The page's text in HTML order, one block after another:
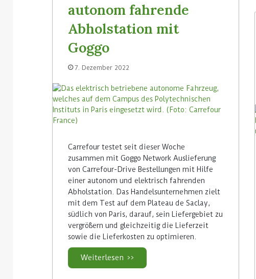
autonom fahrende
Abholstation mit
Goggo
7. Dezember 2022
Carrefour testet seit dieser Woche
zusammen mit Goggo Network Auslieferung
von Carrefour-Drive Bestellungen mit Hilfe
einer autonom und elektrisch fahrenden
Abholstation. Das Handelsunternehmen zielt
mit dem Test auf dem Plateau de Saclay,
südlich von Paris, darauf, sein Liefergebiet zu
vergrößern und gleichzeitig die Lieferzeit
sowie die Lieferkosten zu optimieren.
Weiterlesen >>
Homebase USA wird die Tally-
Roboter von Simbe in allen
Filialen einführen
V
u
s
i
o
n
w
i
31. Juli 2026
Vusion will In-